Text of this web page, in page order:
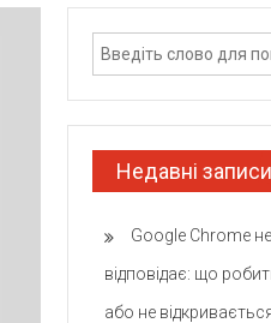
Недавні записи
Google Chrome
відповідає: що
або не